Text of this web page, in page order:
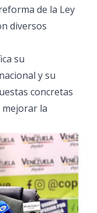
de la Ley
diversos
su
y su
concretas
la